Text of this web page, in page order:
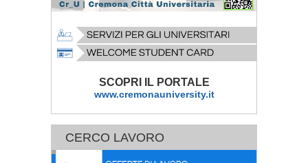
SCOPRI IL PORTALE
www.cremonauniversity.it
CERCO LAVORO